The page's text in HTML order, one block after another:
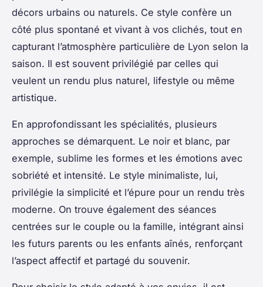
décors urbains ou naturels. Ce style confère un
côté plus spontané et vivant à vos clichés, tout en
capturant l’atmosphère particulière de Lyon selon la
saison. Il est souvent privilégié par celles qui
veulent un rendu plus naturel, lifestyle ou même
artistique.
En approfondissant les spécialités, plusieurs
approches se démarquent. Le noir et blanc, par
exemple, sublime les formes et les émotions avec
sobriété et intensité. Le style minimaliste, lui,
privilégie la simplicité et l’épure pour un rendu très
moderne. On trouve également des séances
centrées sur le couple ou la famille, intégrant ainsi
les futurs parents ou les enfants aînés, renforçant
l’aspect affectif et partagé du souvenir.